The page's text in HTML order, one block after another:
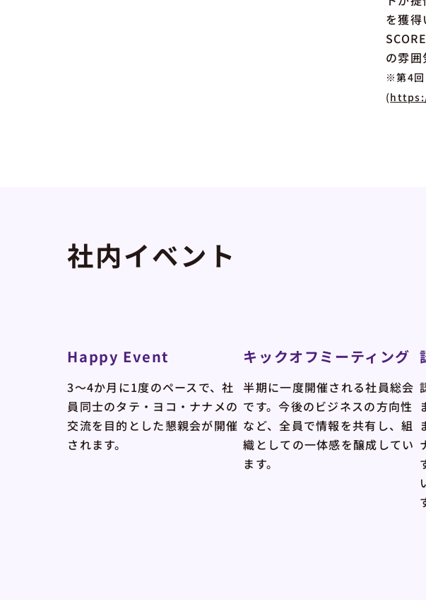
を獲
の雰囲
※第4回
(
社内イベント
Happy Event
3〜4か月に1度のペースで、社
員同士のタテ・ヨコ・ナナメの
交流を目的とした懇親会が開催
されます。
キックオフミーティング
半期に一度開催される社員総会
です。今後のビジネスの方向性
など、全員で情報を共有し、組
織としての一体感を醸成してい
ます。